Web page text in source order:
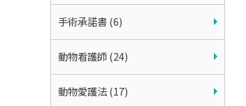
手術承諾書 (6)
動物看護師 (24)
動物愛護法 (17)